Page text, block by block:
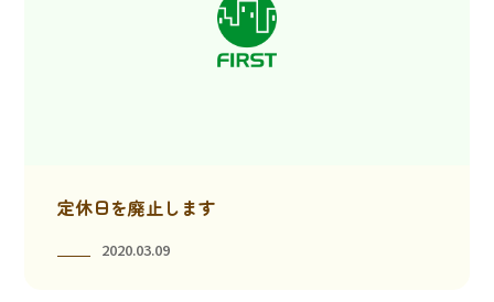
定休日を廃止します
2020.03.09